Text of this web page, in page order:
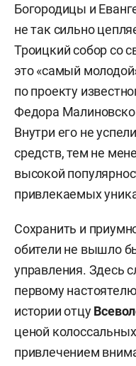
Богородицы и
не так сильно
Троицкий собор со
это «самый
по проекту
Федора
Внутри его не
средств, тем не
высокой
привлекаемых
Сохранить и
обители не вышло
управления. Здесь
первому
истории отцу
ценой
привлечением